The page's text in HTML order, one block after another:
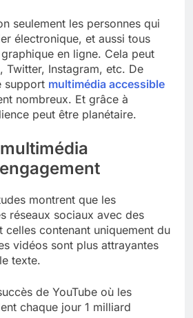
seulement les personnes qui
électronique, et aussi tous
en ligne. Cela peut
Twitter, Instagram, etc. De
support multimédia accessible
nombreux. Et grâce à
peut être planétaire.
montrent que les
réseaux sociaux avec des
celles contenant uniquement du
vidéos sont plus attrayantes
texte.
de YouTube où les
chaque jour 1 milliard